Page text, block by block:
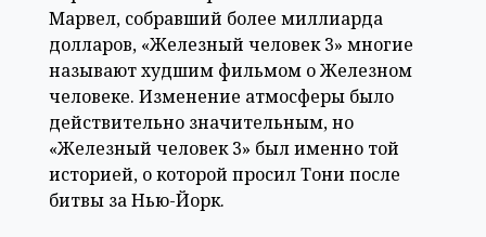
Марвел, собравший более миллиарда
долларов, «Железный человек 3» многие
называют худшим фильмом о Железном
человеке. Изменение атмосферы было
действительно значительным, но
«Железный человек 3» был именно той
историей, о которой просил Тони после
битвы за Нью-Йорк.